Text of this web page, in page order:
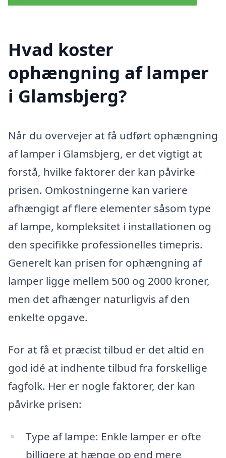
Hvad koster
ophængning af lamper
i Glamsbjerg?
Når du overvejer at få udført ophængning
af lamper i Glamsbjerg, er det vigtigt at
forstå, hvilke faktorer der kan påvirke
prisen. Omkostningerne kan variere
afhængigt af flere elementer såsom type
af lampe, kompleksitet i installationen og
den specifikke professionelles timepris.
Generelt kan prisen for ophængning af
lamper ligge mellem 500 og 2000 kroner,
men det afhænger naturligvis af den
enkelte opgave.
For at få et præcist tilbud er det altid en
god idé at indhente tilbud fra forskellige
fagfolk. Her er nogle faktorer, der kan
påvirke prisen:
Type af lampe: Enkle lamper er ofte
billigere at hænge op end mere